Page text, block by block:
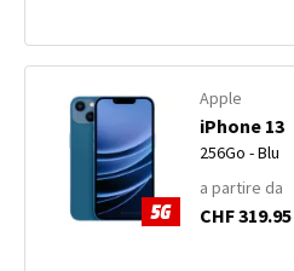
Apple
iPhone 13
256Go - Blu
a partire da
CHF 319.95